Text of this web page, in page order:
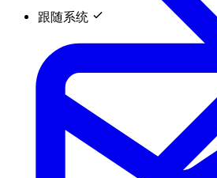
跟随系统